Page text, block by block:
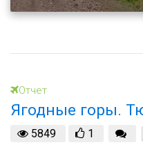
Отчет
Ягодные горы.
5849 1